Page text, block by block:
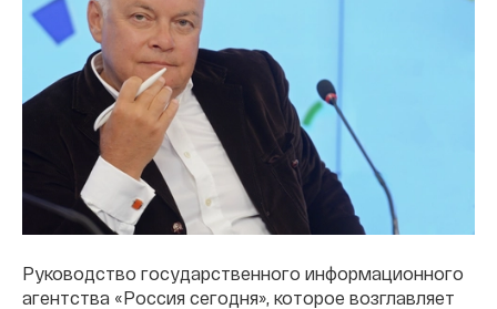
Руководство государственного информационного
агентства «Россия сегодня», которое возглавляет